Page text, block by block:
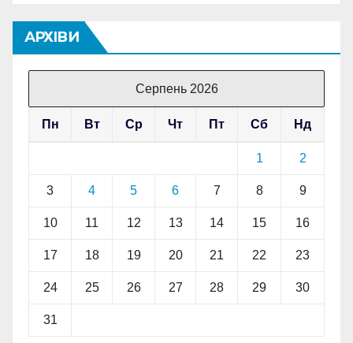
АРХІВИ
Серпень 2026
Пн Вт Ср Чт Пт Сб Нд
1 2
3 4 5 6 7 8 9
10 11 12 13 14 15 16
17 18 19 20 21 22 23
24 25 26 27 28 29 30
31